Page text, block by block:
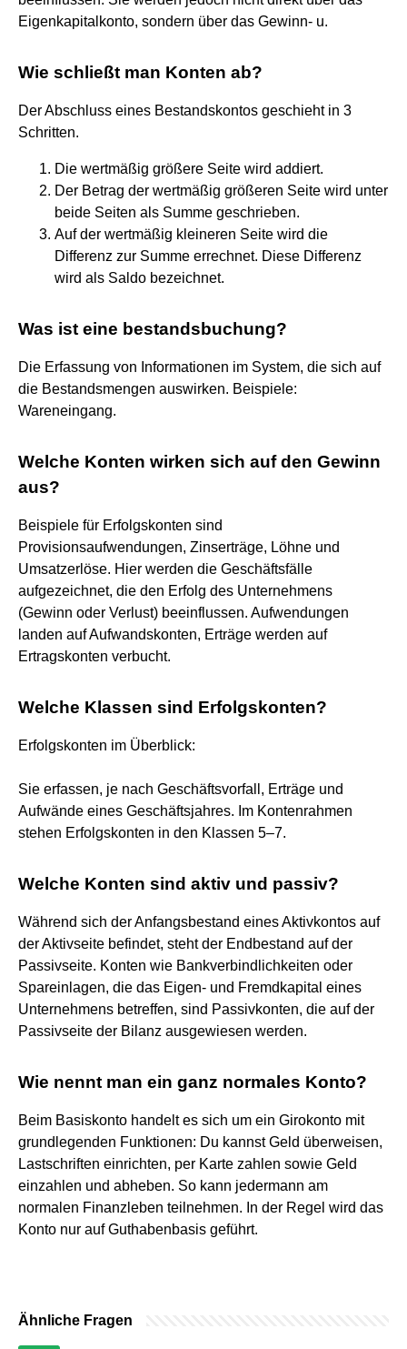
Eigenkapitalkonto, sondern über das Gewinn- u.
Wie schließt man Konten ab?
Der Abschluss eines Bestandskontos geschieht in 3
Schritten.
Die wertmäßig größere Seite wird addiert.
Der Betrag der wertmäßig größeren Seite wird unter
beide Seiten als Summe geschrieben.
Auf der wertmäßig kleineren Seite wird die
Differenz zur Summe errechnet. Diese Differenz
wird als Saldo bezeichnet.
Was ist eine bestandsbuchung?
Die Erfassung von Informationen im System, die sich auf
die Bestandsmengen auswirken. Beispiele:
Wareneingang.
Welche Konten wirken sich auf den Gewinn
aus?
Beispiele für Erfolgskonten sind
Provisionsaufwendungen, Zinserträge, Löhne und
Umsatzerlöse. Hier werden die Geschäftsfälle
aufgezeichnet, die den Erfolg des Unternehmens
(Gewinn oder Verlust) beeinflussen. Aufwendungen
landen auf Aufwandskonten, Erträge werden auf
Ertragskonten verbucht.
Welche Klassen sind Erfolgskonten?
Erfolgskonten im Überblick:
Sie erfassen, je nach Geschäftsvorfall, Erträge und
Aufwände eines Geschäftsjahres. Im Kontenrahmen
stehen Erfolgskonten in den Klassen 5–7.
Welche Konten sind aktiv und passiv?
Während sich der Anfangsbestand eines Aktivkontos auf
der Aktivseite befindet, steht der Endbestand auf der
Passivseite. Konten wie Bankverbindlichkeiten oder
Spareinlagen, die das Eigen- und Fremdkapital eines
Unternehmens betreffen, sind Passivkonten, die auf der
Passivseite der Bilanz ausgewiesen werden.
Wie nennt man ein ganz normales Konto?
Beim Basiskonto handelt es sich um ein Girokonto mit
grundlegenden Funktionen: Du kannst Geld überweisen,
Lastschriften einrichten, per Karte zahlen sowie Geld
einzahlen und abheben. So kann jedermann am
normalen Finanzleben teilnehmen. In der Regel wird das
Konto nur auf Guthabenbasis geführt.
Ähnliche Fragen